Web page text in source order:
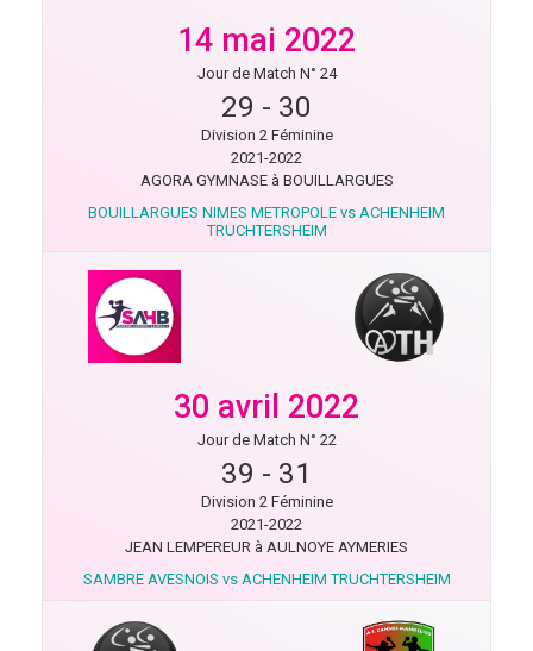
14 mai 2022
Jour de Match N° 24
29 - 30
Division 2 Féminine
2021-2022
AGORA GYMNASE à BOUILLARGUES
BOUILLARGUES NIMES METROPOLE vs ACHENHEIM
TRUCHTERSHEIM
30 avril 2022
Jour de Match N° 22
39 - 31
Division 2 Féminine
2021-2022
JEAN LEMPEREUR à AULNOYE AYMERIES
SAMBRE AVESNOIS vs ACHENHEIM TRUCHTERSHEIM